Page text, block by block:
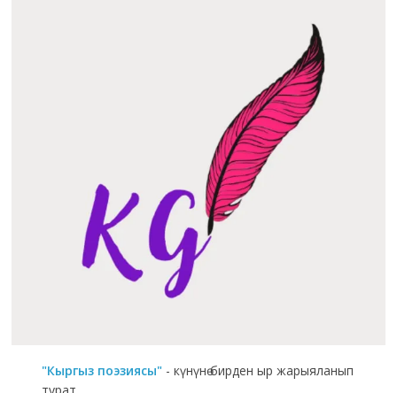
"Кыргыз поэзиясы" - күнүнө бирден ыр жарыяланып